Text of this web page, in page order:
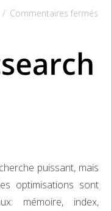
/ Commentaires fermés
puissant, mais
optimisations sont
mémoire, index,